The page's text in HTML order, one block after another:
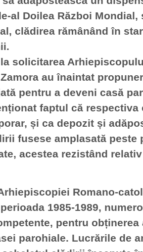
al Doilea Război Mondial,
clădirea rămânând în
solicitarea
Zamora au înaintat
pentru a deveni casă
faptul că
și ca depozit și
fusese amplasată peste
acestea rezistând
Romano-
1985-1989,
pentru
parohiale. Lucrările de